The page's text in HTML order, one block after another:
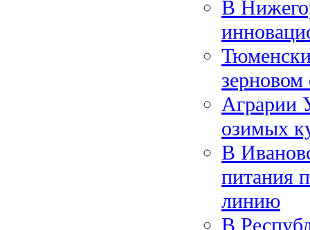
В
зерновом
Аграрии
озимых
В
питания
линию
В